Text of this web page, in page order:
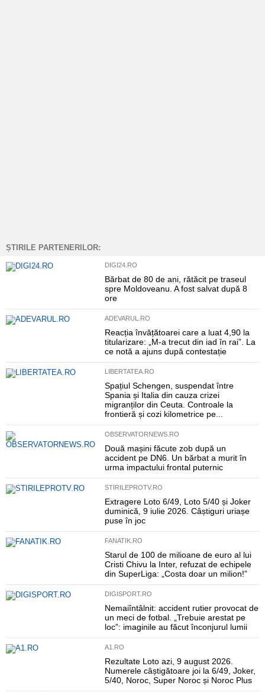
ȘTIRILE PARTENERILOR:
DIGI24.RO
Bărbat de 80 de ani, rătăcit pe traseul
spre Moldoveanu. A fost salvat după 8
ore
ADEVARUL.RO
Reacția învățătoarei care a luat 4,90 la
titularizare: „M-a trecut din iad în rai”. La
ce notă a ajuns după contestație
LIBERTATEA.RO
Spațiul Schengen, suspendat între
Spania și Italia din cauza crizei
migranților din Ceuta. Controale la
frontieră și cozi kilometrice pe...
OBSERVATORNEWS.RO
Două mașini făcute zob după un
accident pe DN6. Un bărbat a murit în
urma impactului frontal puternic
STIRILEPROTV.RO
Extragere Loto 6/49, Loto 5/40 și Joker
duminică, 9 iulie 2026. Câștiguri uriașe
puse în joc
FANATIK.RO
Starul de 100 de milioane de euro al lui
Cristi Chivu la Inter, refuzat de echipele
din SuperLiga: „Costa doar un milion!”
DIGISPORT.RO
Nemaiîntâlnit: accident rutier provocat de
un meci de fotbal. „Trebuie arestat pe
loc”: imaginile au făcut înconjurul lumii
A1.RO
Rezultate Loto azi, 9 august 2026.
Numerele câștigătoare joi la 6/49, Joker,
5/40, Noroc, Super Noroc și Noroc Plus